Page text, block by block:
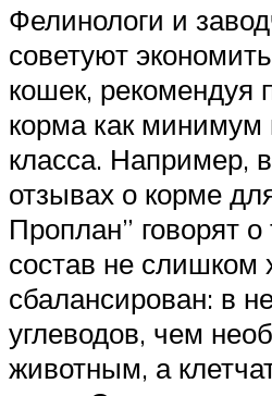
Фелинологи и
советуют
кошек, рекомендуя
корма как
класса. Например,
отзывах о корме
Проплан” говорят о
состав не слишком
сбалансирован: в
углеводов, чем
животным, а